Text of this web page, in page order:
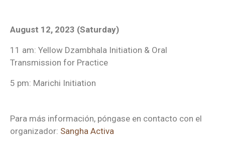
August 12, 2023 (Saturday)
11 am: Yellow Dzambhala Initiation & Oral
Transmission for Practice
5 pm: Marichi Initiation
Para más información, póngase en contacto con el
organizador: Sangha Activa